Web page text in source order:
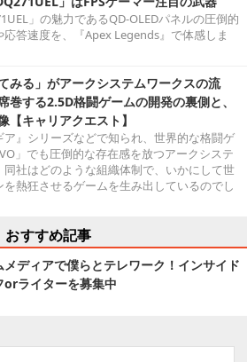
」の魅力であるQD-OLEDパネルの圧倒的
応答速度を、『Apex Legends』で体感しま
みる」がアークシステムワークスの流
巻する2.5D格闘ゲームの開発の裏側と、
【キャリアクエスト】
ア』シリーズなどで知られ、世界的な格闘ゲ
」でも圧倒的な存在感を放つアークシステ
同社はどのような組織体制で、いかにして世
を熱狂させるゲームを生み出しているのでし
おすすめ記事
メディアで僕らとテレワーク！インサイド
orライターを募集中